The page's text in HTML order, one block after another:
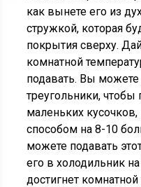
как вынете его из
стружкой, которая
покрытия сверху.
комнатной
подавать. Вы можете
треугольники, чтобы
маленьких
способом на 8-10
можете подавать
его в холодильник
достигнет